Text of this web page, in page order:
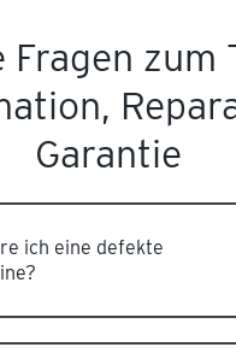
Fragen zum
Garantie
ich eine defekte